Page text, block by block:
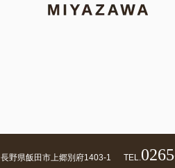
長野県飯田市上郷別府1403-1 TEL.